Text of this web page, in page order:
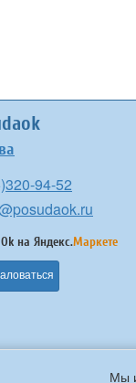
Мы
94-52
на Яндекс.Маркете